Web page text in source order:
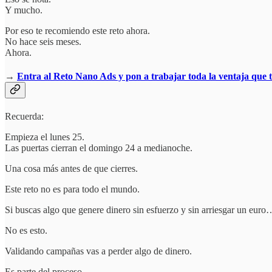
Y mucho.
Por eso te recomiendo este reto ahora.
No hace seis meses.
Ahora.
→ Entra al Reto Nano Ads y pon a trabajar toda la ventaja que
Recuerda:
Empieza el lunes 25.
Las puertas cierran el domingo 24 a medianoche.
Una cosa más antes de que cierres.
Este reto no es para todo el mundo.
Si buscas algo que genere dinero sin esfuerzo y sin arriesgar un
No es esto.
Validando campañas vas a perder algo de dinero.